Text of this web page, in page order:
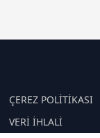
ÇEREZ POLİTİKASI
VERİ İHLALİ